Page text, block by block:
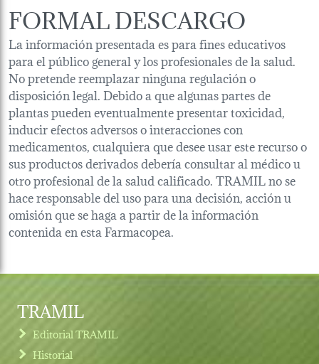
FORMAL DESCARGO
La información presentada es para fines educativos
para el público general y los profesionales de la salud.
No pretende reemplazar ninguna regulación o
disposición legal. Debido a que algunas partes de
plantas pueden eventualmente presentar toxicidad,
inducir efectos adversos o interacciones con
medicamentos, cualquiera que desee usar este recurso o
sus productos derivados debería consultar al médico u
otro profesional de la salud calificado. TRAMIL no se
hace responsable del uso para una decisión, acción u
omisión que se haga a partir de la información
contenida en esta Farmacopea.
TRAMIL
Editorial TRAMIL
Historial